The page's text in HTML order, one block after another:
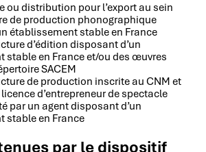
ou distribution pour l’export au sein
de production phonographique
établissement stable en France
d’édition disposant d’un
stable en France et/ou des œuvres
SACEM
de production inscrite au CNM et
d’entrepreneur de spectacle
par un agent disposant d’un
stable en France
par le dispositif